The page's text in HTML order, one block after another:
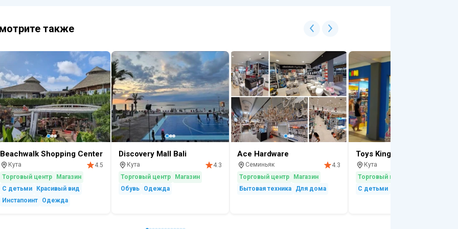
также
Beachwalk Shopping Center
Кута
4.5
Торговый центр
Магазин
С детьми
Красивый вид
Инстапоинт
Одежда
Discovery Mall Bali
Кута
4.3
Торговый центр
Магазин
Обувь
Одежда
Ace Hardware
Семиньяк
4.3
Торговый центр
Магазин
Бытовая техника
Для дома
Toys Kingdom
Кута
Торговый центр
С детьми